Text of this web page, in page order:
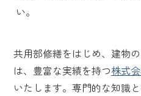
い。
共用部修繕をはじめ、建物
は、豊富な実績を持つ株式
いたします。専門的な知識